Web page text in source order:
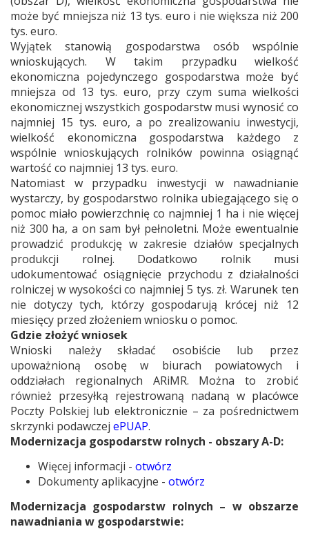
może być mniejsza niż 13 tys. euro i nie większa niż 200
tys. euro.
Wyjątek stanowią gospodarstwa osób wspólnie
wnioskujących. W takim przypadku wielkość
ekonomiczna pojedynczego gospodarstwa może być
mniejsza od 13 tys. euro, przy czym suma wielkości
ekonomicznej wszystkich gospodarstw musi wynosić co
najmniej 15 tys. euro, a po zrealizowaniu inwestycji,
wielkość ekonomiczna gospodarstwa każdego z
wspólnie wnioskujących rolników powinna osiągnąć
wartość co najmniej 13 tys. euro.
Natomiast w przypadku inwestycji w nawadnianie
wystarczy, by gospodarstwo rolnika ubiegającego się o
pomoc miało powierzchnię co najmniej 1 ha i nie więcej
niż 300 ha, a on sam był pełnoletni. Może ewentualnie
prowadzić produkcję w zakresie działów specjalnych
produkcji rolnej. Dodatkowo rolnik musi
udokumentować osiągnięcie przychodu z działalności
rolniczej w wysokości co najmniej 5 tys. zł. Warunek ten
nie dotyczy tych, którzy gospodarują krócej niż 12
miesięcy przed złożeniem wniosku o pomoc.
Gdzie złożyć wniosek
Wnioski należy składać osobiście lub przez
upoważnioną osobę w biurach powiatowych i
oddziałach regionalnych ARiMR. Można to zrobić
również przesyłką rejestrowaną nadaną w placówce
Poczty Polskiej lub elektronicznie – za pośrednictwem
skrzynki podawczej ePUAP.
Modernizacja gospodarstw rolnych - obszary A-D:
Więcej informacji - otwórz
Dokumenty aplikacyjne - otwórz
Modernizacja gospodarstw rolnych – w obszarze
nawadniania w gospodarstwie: